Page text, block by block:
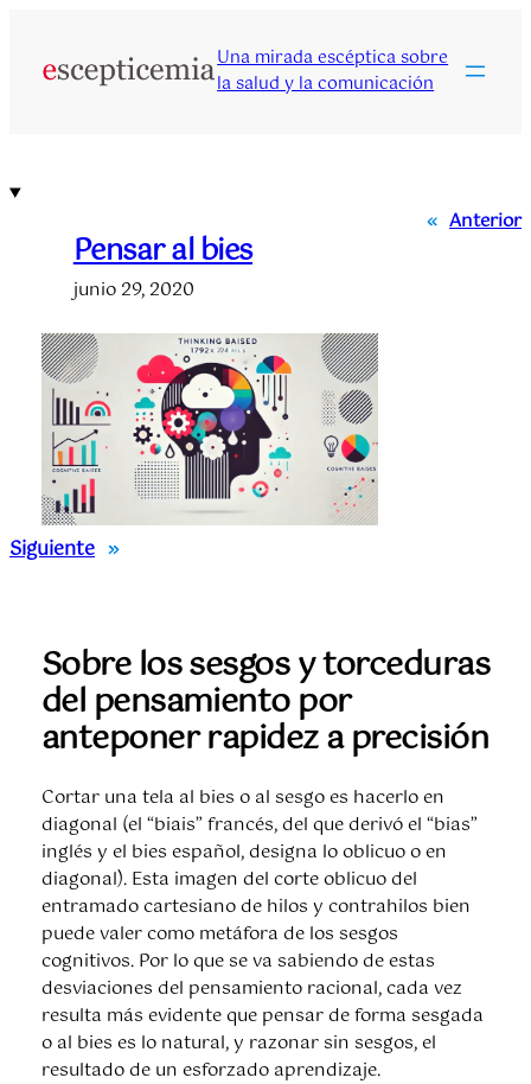
contenido
Una mirada escéptica sobre
la salud y la comunicación
« Anterior
Pensar al bies
junio 29, 2020
Siguiente »
Sobre los sesgos y torceduras
del pensamiento por
anteponer rapidez a precisión
Cortar una tela al bies o al sesgo es hacerlo en
diagonal (el “biais” francés, del que derivó el “bias”
inglés y el bies español, designa lo oblicuo o en
diagonal). Esta imagen del corte oblicuo del
entramado cartesiano de hilos y contrahilos bien
puede valer como metáfora de los sesgos
cognitivos. Por lo que se va sabiendo de estas
desviaciones del pensamiento racional, cada vez
resulta más evidente que pensar de forma sesgada
o al bies es lo natural, y razonar sin sesgos, el
resultado de un esforzado aprendizaje.